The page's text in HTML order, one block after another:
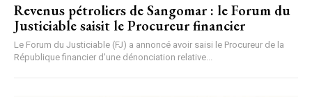
Revenus pétroliers de Sangomar : le Forum du
Justiciable saisit le Procureur financier
Le Forum du Justiciable (FJ) a annoncé avoir saisi le Procureur de la
République financier d'une dénonciation relative...